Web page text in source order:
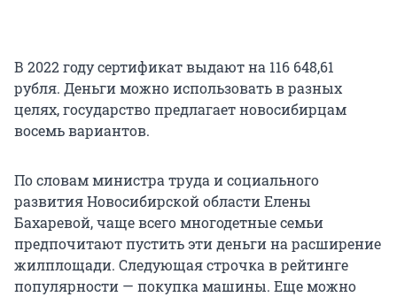
В 2022 году сертификат выдают на 116 648,61
рубля. Деньги можно использовать в разных
целях, государство предлагает новосибирцам
восемь вариантов.
По словам министра труда и социального
развития Новосибирской области Елены
Бахаревой, чаще всего многодетные семьи
предпочитают пустить эти деньги на расширение
жилплощади. Следующая строчка в рейтинге
популярности — покупка машины. Еще можно